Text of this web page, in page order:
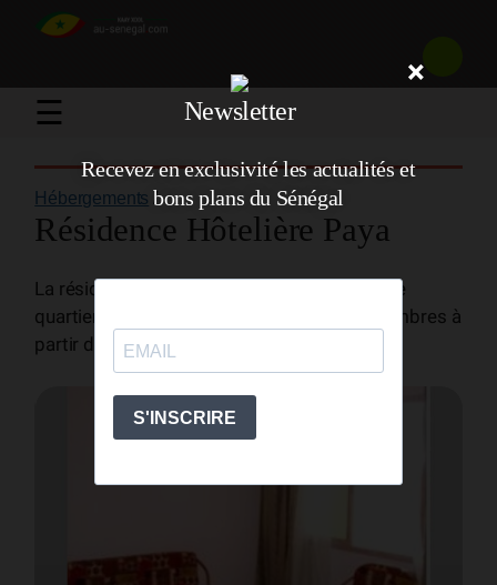
☰
Hébergements /
Résidence Hôtelière Paya
La résidence hôtelière paya est située dans le
quartier des almadies. Elle propose des chambres à
partir de 35 000F CFA soit 53 €.
×
Newsletter
Recevez en exclusivité les actualités et
bons plans du Sénégal